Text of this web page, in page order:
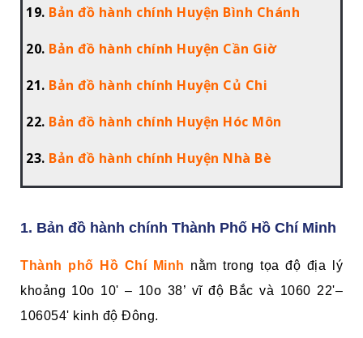
19. Bản đồ hành chính Huyện Bình Chánh
20. Bản đồ hành chính Huyện Cần Giờ
21. Bản đồ hành chính Huyện Củ Chi
22. Bản đồ hành chính Huyện Hóc Môn
23. Bản đồ hành chính Huyện Nhà Bè
1. Bản đồ hành chính Thành Phố Hồ Chí Minh
Thành phố Hồ Chí Minh nằm trong tọa độ địa lý
khoảng 10o 10' – 10o 38’ vĩ độ Bắc và 1060 22'–
106054' kinh độ Đông.